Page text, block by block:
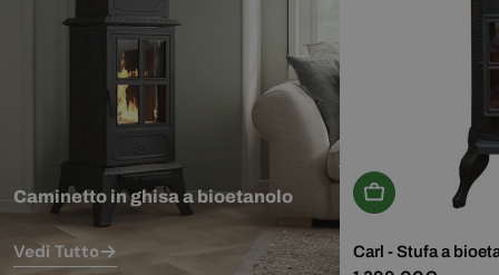
Caminetto in ghisa a bioetanolo
Vedi Tutto
Aggiungi Al
Carl - Stufa a